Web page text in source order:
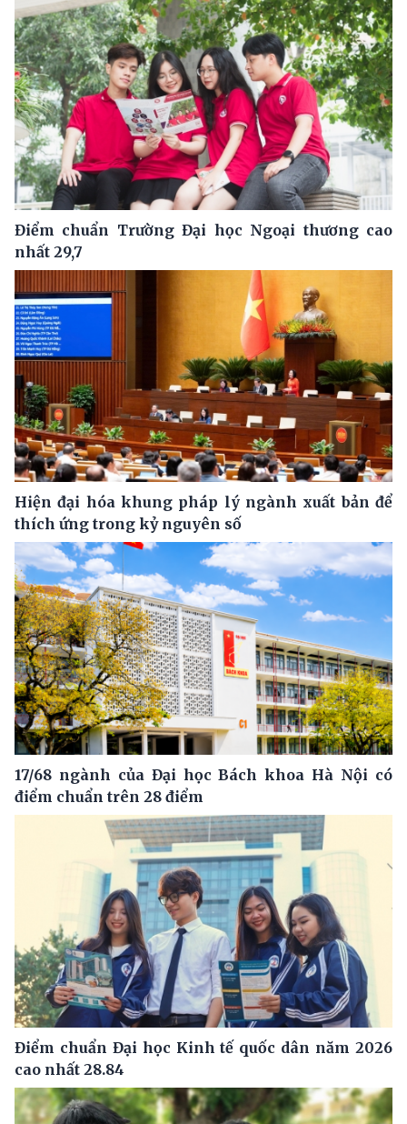
Điểm chuẩn Trường Đại học Ngoại thương cao
nhất 29,7
Hiện đại hóa khung pháp lý ngành xuất bản để
thích ứng trong kỷ nguyên số
17/68 ngành của Đại học Bách khoa Hà Nội có
điểm chuẩn trên 28 điểm
Điểm chuẩn Đại học Kinh tế quốc dân năm 2026
cao nhất 28.84